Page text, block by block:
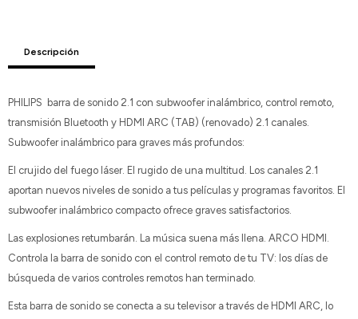
Descripción
PHILIPS barra de sonido 2.1 con subwoofer inalámbrico, control remoto,
transmisión Bluetooth y HDMI ARC (TAB) (renovado) 2.1 canales.
Subwoofer inalámbrico para graves más profundos:
El crujido del fuego láser. El rugido de una multitud. Los canales 2.1
aportan nuevos niveles de sonido a tus películas y programas favoritos. El
subwoofer inalámbrico compacto ofrece graves satisfactorios.
Las explosiones retumbarán. La música suena más llena. ARCO HDMI.
Controla la barra de sonido con el control remoto de tu TV: los días de
búsqueda de varios controles remotos han terminado.
Esta barra de sonido se conecta a su televisor a través de HDMI ARC, lo